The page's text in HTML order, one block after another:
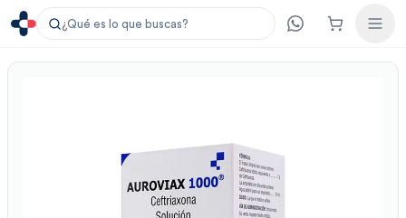
¿Qué es lo que buscas?